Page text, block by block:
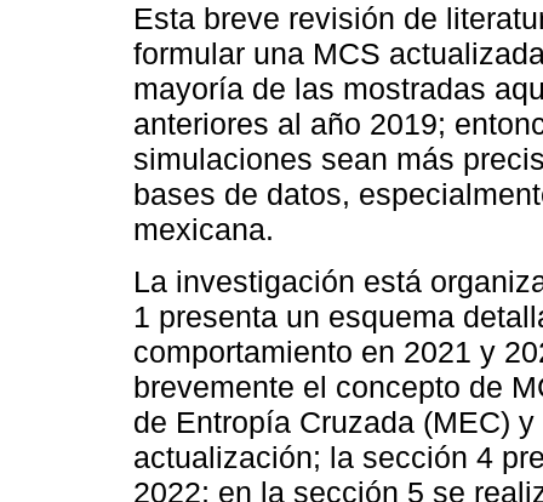
Esta breve revisión de
formular una MCS
mayoría de las mostradas
anteriores al año 2019;
simulaciones sean más
bases de datos,
mexicana.
La investigación está
1 presenta un esquema
comportamiento en 2021 y
brevemente el concepto de
de Entropía Cruzada (MEC)
actualización; la sección 4
2022; en la sección 5 se